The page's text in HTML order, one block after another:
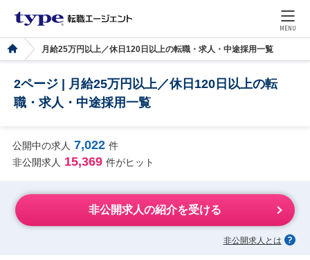
MENU
月給25万円以上／休日120日以上の転職・求人・中途採用一覧
2ページ | 月給25万円以上／休日120日以上の転
職・求人・中途採用一覧
公開中の求人 7,022 件
非公開求人 15,369 件がヒット
非公開求人の紹介を受ける
非公開求人とは